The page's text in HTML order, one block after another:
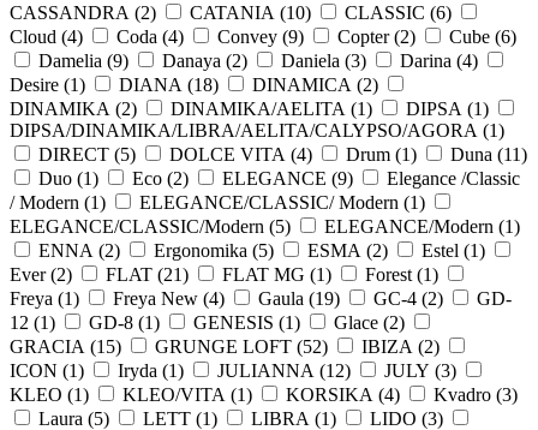
CASSANDRA (2) CATANIA (10) CLASSIC (6)
Cloud (4) Coda (4) Convey (9) Copter (2) Cube (6)
Damelia (9) Danaya (2) Daniela (3) Darina (4)
Desire (1) DIANA (18) DINAMICA (2)
DINAMIKA (2) DINAMIKA/AELITA (1) DIPSA (1)
DIPSA/DINAMIKA/LIBRA/AELITA/CALYPSO/AGORA (1)
DIRECT (5) DOLCE VITA (4) Drum (1) Duna (11)
Duo (1) Eco (2) ELEGANCE (9)
Elegance /Classic
/ Modern (1) ELEGANCE/CLASSIC/ Modern (1)
ELEGANCE/CLASSIC/Modern (5) ELEGANCE/Modern (1)
ENNA (2) Ergonomika (5) ESMA (2) Estel (1)
Ever (2) FLAT (21) FLAT MG (1) Forest (1)
Freya (1) Freya New (4) Gaula (19) GC-4 (2)
GD-
12 (1) GD-8 (1) GENESIS (1) Glace (2)
GRACIA (15) GRUNGE LOFT (52) IBIZA (2)
ICON (1) Iryda (1) JULIANNA (12) JULY (3)
KLEO (1) KLEO/VITA (1) KORSIKA (4) Kvadro (3)
Laura (5) LETT (1) LIBRA (1) LIDO (3)